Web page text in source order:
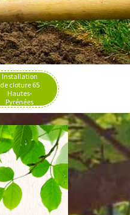
Installation
de cloture 65
Hautes-
Pyrénées